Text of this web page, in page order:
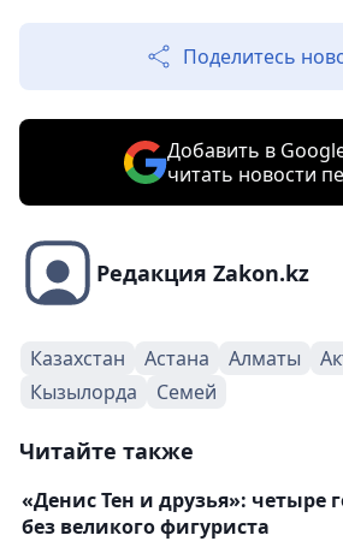
Поделитесь
Добавить в
читать новости
Редакция Zakon.kz
Казахстан Астана Алматы
Кызылорда
Семей
Читайте также
«Денис Тен и друзья»: четыре
без великого фигуриста